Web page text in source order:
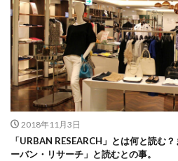
2018年11月3日
「URBAN RESEARCH」とは何と読む
ーバン・リサーチ」と読むとの事。